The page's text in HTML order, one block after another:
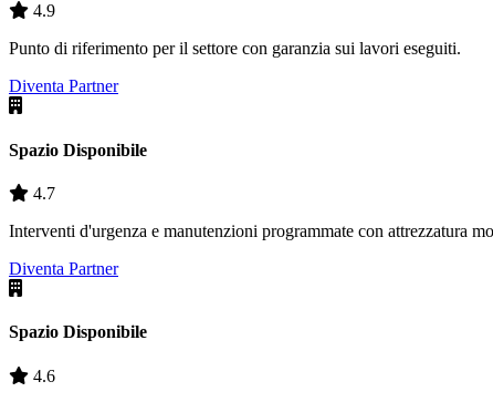
4.9
Punto di riferimento per il settore con garanzia sui lavori eseguiti.
Diventa Partner
Spazio Disponibile
4.7
Interventi d'urgenza e manutenzioni programmate con attrezzatura
Diventa Partner
Spazio Disponibile
4.6